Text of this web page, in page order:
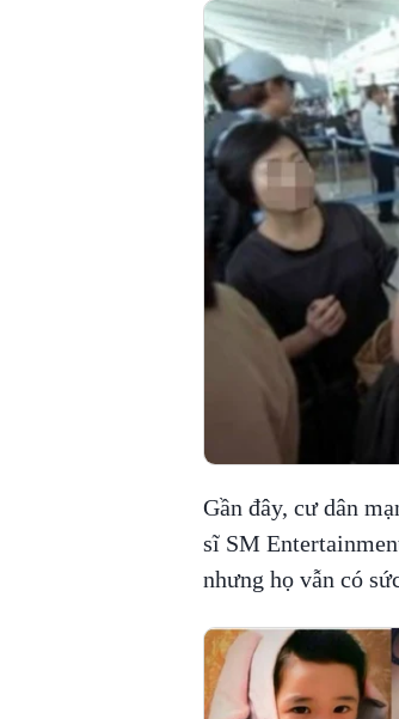
Gần đây, cư dân
sĩ SM
nhưng họ vẫn có